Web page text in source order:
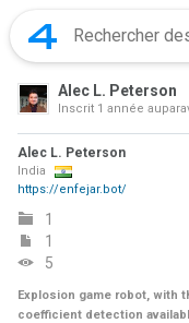
Alec L. Peterson
Inscrit 1 année
Alec L. Peterson
India
https://enfejar.bot/
1
1
5
Explosion game robot, with
coefficient detection